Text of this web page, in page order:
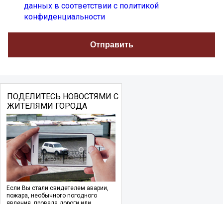
данных в соответствии с политикой
конфиденциальности
ПОДЕЛИТЕСЬ НОВОСТЯМИ С
ЖИТЕЛЯМИ ГОРОДА
Если Вы стали свидетелем аварии,
пожара, необычного погодного